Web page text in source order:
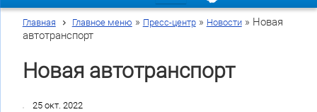
Главная Главное меню » Пресс-центр» Новости» Новая
автотранспорт
Новая автотранспорт
25 окт. 2022